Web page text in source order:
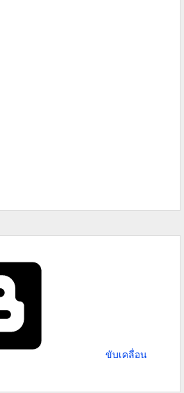
ขับเคลื่อน